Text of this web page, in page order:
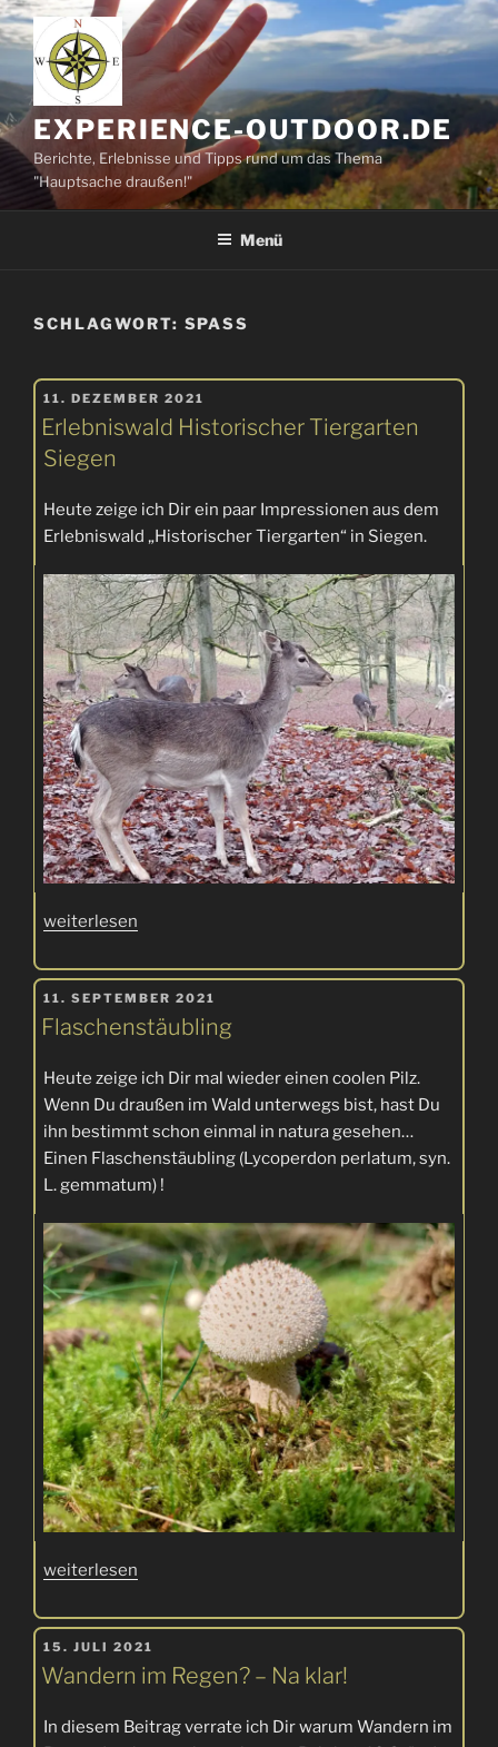
Zum
Inhalt
springen
EXPERIENCE-OUTDOOR.DE
Berichte, Erlebnisse und Tipps rund um das Thema
"Hauptsache draußen!"
Menü
SCHLAGWORT: SPASS
VERÖFFENTLICHT
AM
11. DEZEMBER 2021
Erlebniswald Historischer Tiergarten
Siegen
Heute zeige ich Dir ein paar Impressionen aus dem
Erlebniswald „Historischer Tiergarten“ in Siegen.
„Erlebniswald
Tiergarten
Siegen“
weiterlesen
VERÖFFENTLICHT
AM
11. SEPTEMBER 2021
Flaschenstäubling
Heute zeige ich Dir mal wieder einen coolen Pilz.
Wenn Du draußen im Wald unterwegs bist, hast Du
ihn bestimmt schon einmal in natura gesehen…
Einen Flaschenstäubling (Lycoperdon perlatum, syn.
L. gemmatum) !
„Flaschenstäubling“
weiterlesen
VERÖFFENTLICHT
AM
15. JULI 2021
Wandern im Regen? – Na klar!
In diesem Beitrag verrate ich Dir warum Wandern im